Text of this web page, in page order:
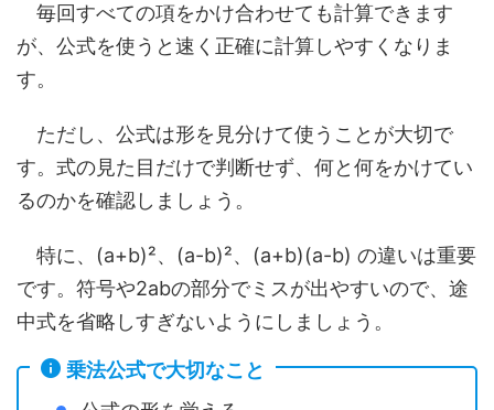
毎回すべての項をかけ合わせても計算できます
が、公式を使うと速く正確に計算しやすくなりま
す。
ただし、公式は形を見分けて使うことが大切で
す。式の見た目だけで判断せず、何と何をかけてい
るのかを確認しましょう。
特に、(a+b)²、(a-b)²、(a+b)(a-b) の違いは重要
です。符号や2abの部分でミスが出やすいので、途
中式を省略しすぎないようにしましょう。
乗法公式で大切なこと